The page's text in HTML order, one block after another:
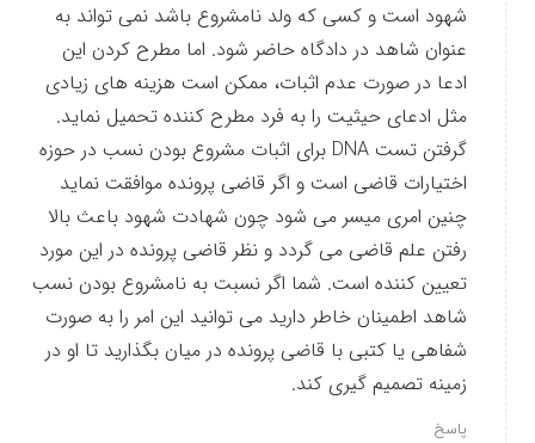
شهود است و کسی که ولد نامشروع باشد نمی ‌تواند به
عنوان شاهد در دادگاه حاضر شود. اما مطرح کردن این
ادعا در صورت عدم اثبات، ممکن است هزینه ‌های زیادی
مثل ادعای حیثیت را به فرد مطرح کننده تحمیل نماید‌.
گرفتن تست DNA برای اثبات مشروع بودن نسب در حوزه
اختیارات قاضی است و اگر قاضی پرونده موافقت نماید
چنین امری میسر می شود چون شهادت شهود باعث بالا
رفتن علم قاضی می گردد و نظر قاضی پرونده در این مورد
تعیین کننده است. شما اگر نسبت به نامشروع بودن نسب
شاهد اطمینان خاطر دارید می ‌توانید این امر را به صورت
شفاهی یا کتبی با قاضی پرونده در میان بگذارید تا او در
زمینه تصمیم گیری کند.
پاسخ